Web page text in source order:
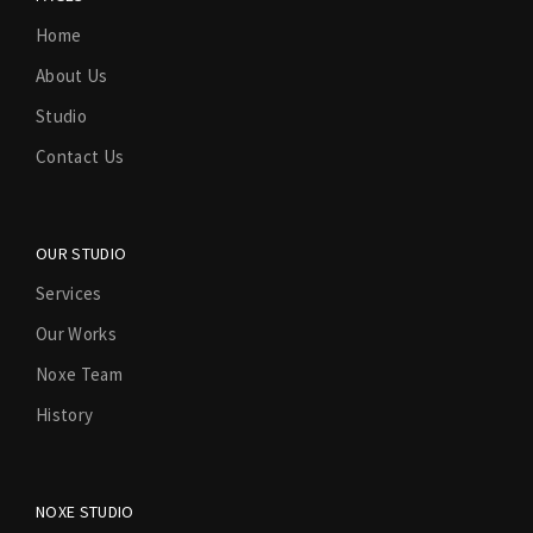
Home
About Us
Studio
Contact Us
OUR STUDIO
Services
Our Works
Noxe Team
History
NOXE STUDIO